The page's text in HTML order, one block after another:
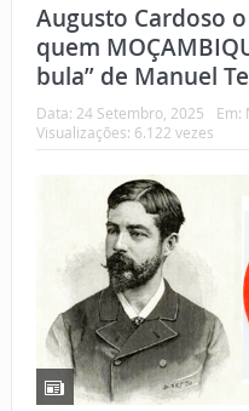
Augusto Cardoso
quem
bula” de Manuel
Data: 24 Setembro, 2025 Em:
Visualizações: 6.122 vezes